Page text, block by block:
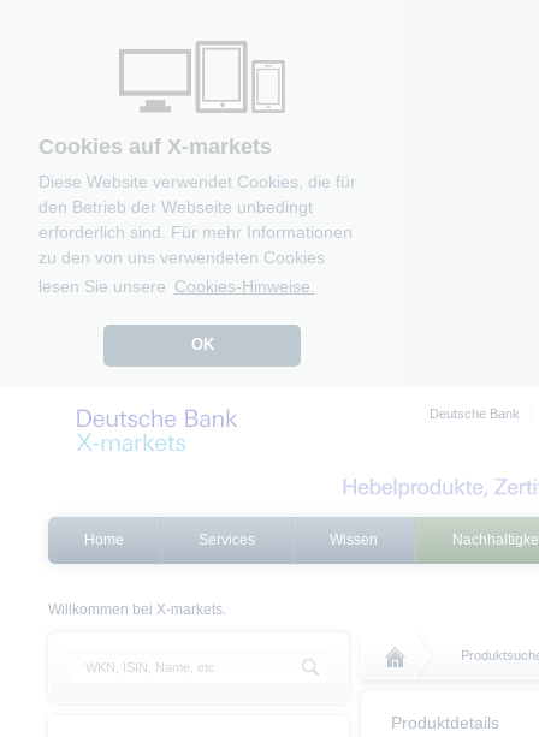
Cookies auf X-markets
Diese Website verwendet Cookies, die für
den Betrieb der Webseite unbedingt
erforderlich sind. Für mehr Informationen
zu den von uns verwendeten Cookies
lesen Sie unsere Cookies-Hinweise.
OK
Deutsche Bank
Home Services Wissen
Willkommen bei X-markets.
Produktdetails